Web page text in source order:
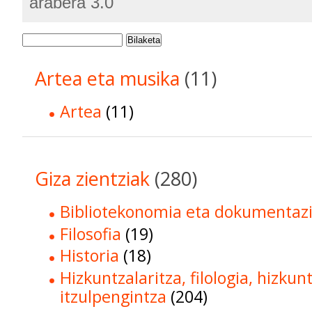
Bilaketa
Artea eta musika (11)
Artea (11)
Giza zientziak (280)
Bibliotekonomia eta
Filosofia (19)
Historia (18)
Hizkuntzalaritza, filologia,
itzulpengintza (204)